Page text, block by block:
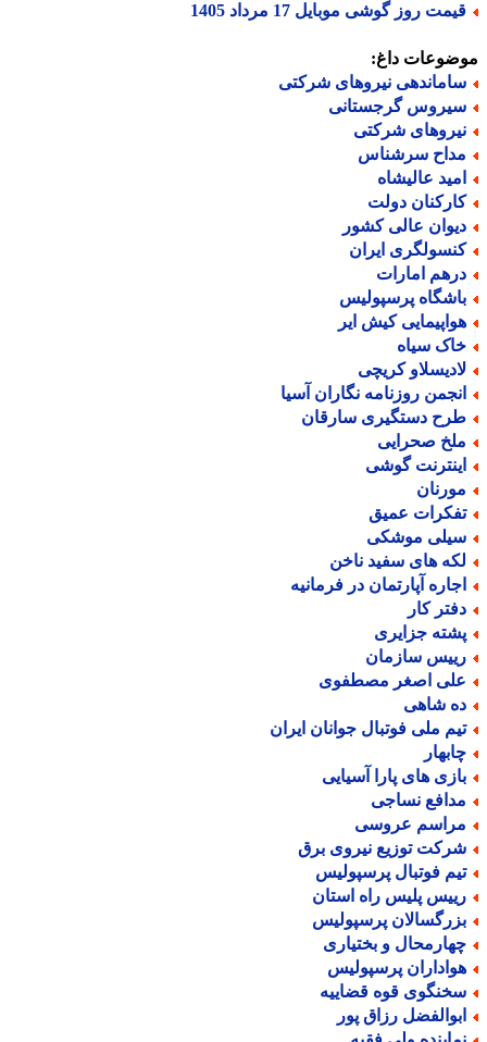
روز گوشی موبایل 17 مرداد 1405
داغ:
نیروهای شرکتی
گرجستانی
شرکتی
سرشناس
عالیشاه
دولت
عالی کشور
ایران
امارات
پرسپولیس
کیش ایر
سیاه
کریچی
روزنامه نگاران آسیا
دستگیری سارقان
صحرایی
گوشی
عمیق
موشکی
های سفید ناخن
آپارتمان در فرمانیه
کار
جزایری
سازمان
اصغر مصطفوی
شاهی
ملی فوتبال جوانان ایران
های پارا آسیایی
نساجی
عروسی
توزیع نیروی برق
فوتبال پرسپولیس
پلیس راه استان
پرسپولیس
و بختیاری
پرسپولیس
قوه قضاییه
رزاق پور